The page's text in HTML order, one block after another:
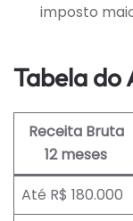
imposto
Tabela do
Receita Bruta
12 meses
Até R$ 180.000